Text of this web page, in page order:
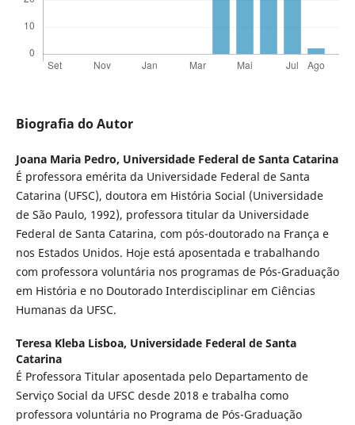
Biografia do Autor
Joana Maria Pedro, Universidade Federal de Santa Catarina
É professora emérita da Universidade Federal de Santa
Catarina (UFSC), doutora em História Social (Universidade
de São Paulo, 1992), professora titular da Universidade
Federal de Santa Catarina, com pós-doutorado na França e
nos Estados Unidos. Hoje está aposentada e trabalhando
com professora voluntária nos programas de Pós-Graduação
em História e no Doutorado Interdisciplinar em Ciências
Humanas da UFSC.
Teresa Kleba Lisboa, Universidade Federal de Santa
Catarina
É Professora Titular aposentada pelo Departamento de
Serviço Social da UFSC desde 2018 e trabalha como
professora voluntária no Programa de Pós-Graduação